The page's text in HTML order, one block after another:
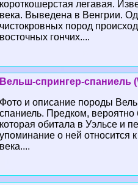
короткошерстая легавая.
века. Выведена в Венгрии.
чистокровных пород
восточных гончих....
Вельш-спрингер-спаниель
Фото и описание породы
спаниель. Предком, вероятно
которая обитала в Уэльсе и
упоминание о ней относится
века....